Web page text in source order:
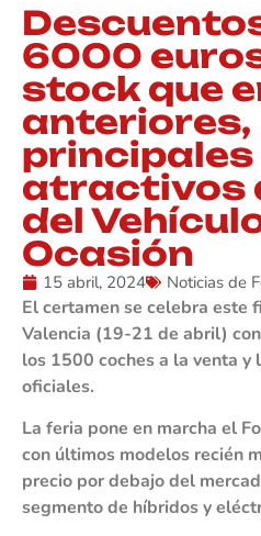
6000
stock que
anteriores,
principales
atractivos
del
Ocasión
15 abril, 2024 Noticias de
El certamen se celebra este
Valencia (19-21 de abril)
los 1500 coches a la venta y
oficiales.
La feria pone en marcha el
con últimos modelos recién
precio por debajo del
segmento de híbridos y